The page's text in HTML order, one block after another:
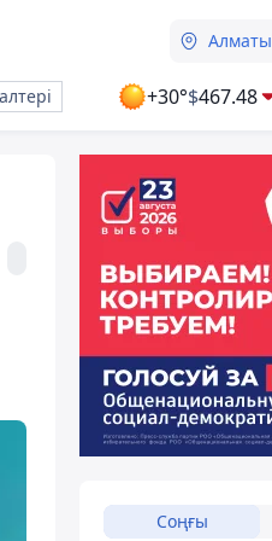
Алматы
+30°$467.48
Соңғы